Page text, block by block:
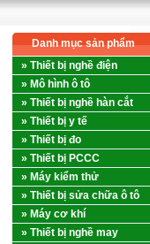
Danh mục sản phẩm
» Thiết bị nghề điện
» Mô hình ô tô
» Thiết bị nghề hàn cắt
» Thiết bị y tế
» Thiết bị đo
» Thiết bị PCCC
» Máy kiểm thử
» Thiết bị sửa chữa ô tô
» Máy cơ khí
» Thiết bị nghề may